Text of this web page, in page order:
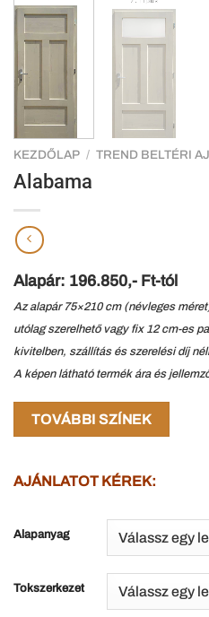
KEZDŐLAP / TREND BELTÉRI
Alabama
Alapár: 196.850,- Ft-tól
Az alapár 75×210 cm (névleges
utólag szerelhető vagy fix 12 cm-es
kivitelben, szállítás és szerelési díj
A képen látható termék ára és
TOVÁBBI SZÍNEK
AJÁNLATOT KÉREK:
Alapanyag
Tokszerkezet